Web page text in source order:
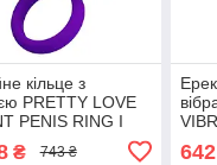
кільце з
PRETTY LOVE
PENIS RING I
₴ 743 ₴